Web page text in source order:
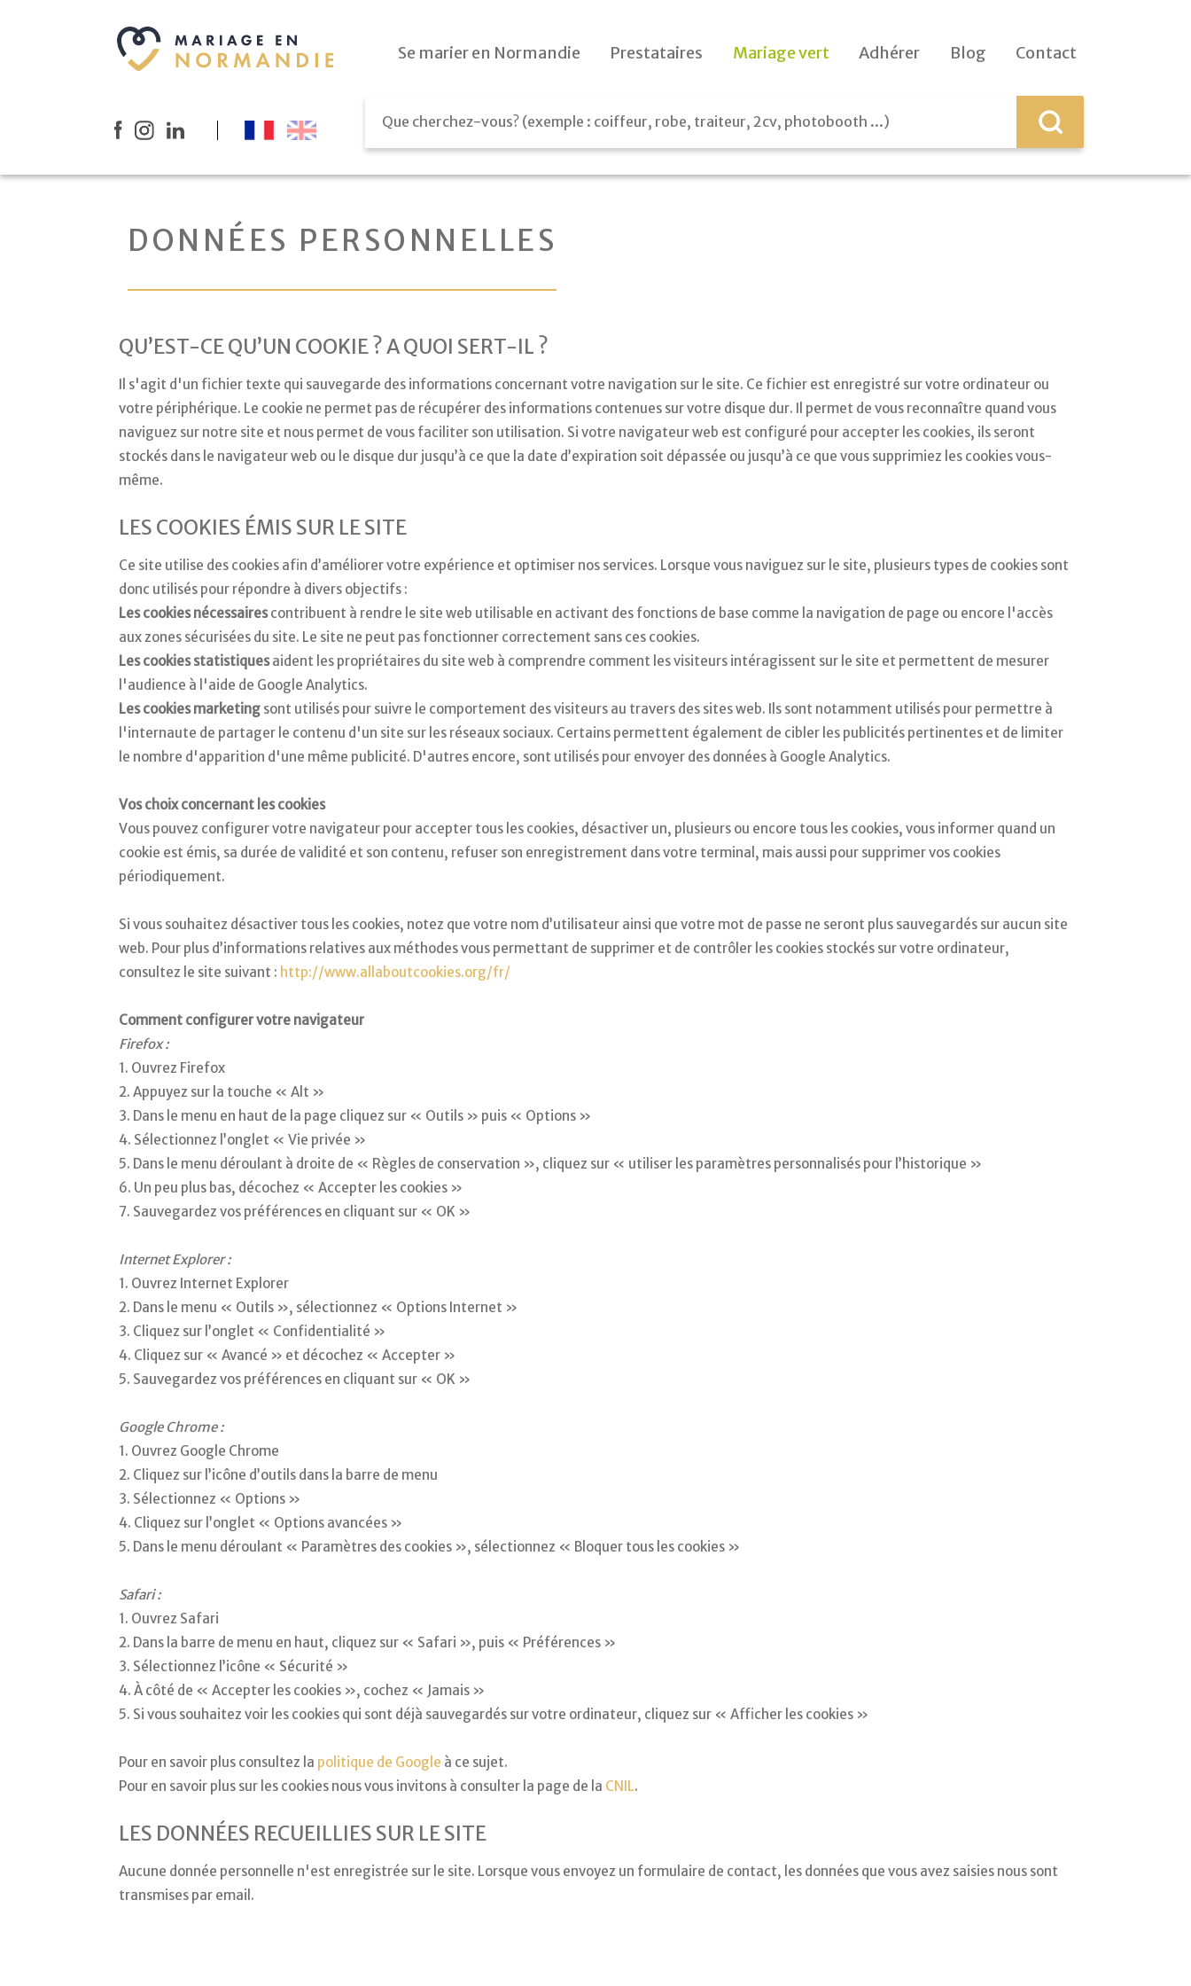
Se marier en Normandie Prestataires
Le jour J
Cadeaux
Mariage vert Adhérer Blog Contact
DONNÉES PERSONNELLES
QU’EST-CE QU’UN COOKIE ? A QUOI SERT-IL ?
Il s'agit d'un fichier texte qui sauvegarde des informations concernant votre navigation sur le site. Ce fichier est enregistré sur votre ordinateur ou
votre périphérique. Le cookie ne permet pas de récupérer des informations contenues sur votre disque dur. Il permet de vous reconnaître quand vous
naviguez sur notre site et nous permet de vous faciliter son utilisation. Si votre navigateur web est configuré pour accepter les cookies, ils seront
stockés dans le navigateur web ou le disque dur jusqu’à ce que la date d’expiration soit dépassée ou jusqu’à ce que vous supprimiez les cookies vous-
même.
LES COOKIES ÉMIS SUR LE SITE
Ce site utilise des cookies afin d’améliorer votre expérience et optimiser nos services. Lorsque vous naviguez sur le site, plusieurs types de cookies sont
donc utilisés pour répondre à divers objectifs :
Les cookies nécessairescontribuent à rendre le site web utilisable en activant des fonctions de base comme la navigation de page ou encore l'accès
aux zones sécurisées du site. Le site ne peut pas fonctionner correctement sans ces cookies.
Les cookies statistiquesaident les propriétaires du site web à comprendre comment les visiteurs intéragissent sur le site et permettent de mesurer
l'audience à l'aide de Google Analytics.
Les cookies marketing sont utilisés pour suivre le comportement des visiteurs au travers des sites web. Ils sont notamment utilisés pour permettre à
l'internaute de partager le contenu d'un site sur les réseaux sociaux. Certains permettent également de cibler les publicités pertinentes et de limiter
le nombre d'apparition d'une même publicité. D'autres encore, sont utilisés pour envoyer des données à Google Analytics.
Vos choix concernant les cookies
Vous pouvez configurer votre navigateur pour accepter tous les cookies, désactiver un, plusieurs ou encore tous les cookies, vous informer quand un
cookie est émis, sa durée de validité et son contenu, refuser son enregistrement dans votre terminal, mais aussi pour supprimer vos cookies
périodiquement.
Si vous souhaitez désactiver tous les cookies, notez que votre nom d’utilisateur ainsi que votre mot de passe ne seront plus sauvegardés sur aucun site
web. Pour plus d’informations relatives aux méthodes vous permettant de supprimer et de contrôler les cookies stockés sur votre ordinateur,
consultez le site suivant : http://www.allaboutcookies.org/fr/
Comment configurer votre navigateur
Firefox :
1. Ouvrez Firefox
2. Appuyez sur la touche « Alt »
3. Dans le menu en haut de la page cliquez sur « Outils » puis « Options »
4. Sélectionnez l’onglet « Vie privée »
5. Dans le menu déroulant à droite de « Règles de conservation », cliquez sur « utiliser les paramètres personnalisés pour l’historique »
6. Un peu plus bas, décochez « Accepter les cookies »
7. Sauvegardez vos préférences en cliquant sur « OK »
Internet Explorer :
1. Ouvrez Internet Explorer
2. Dans le menu « Outils », sélectionnez « Options Internet »
3. Cliquez sur l’onglet « Confidentialité »
4. Cliquez sur « Avancé » et décochez « Accepter »
5. Sauvegardez vos préférences en cliquant sur « OK »
Google Chrome :
1. Ouvrez Google Chrome
2. Cliquez sur l’icône d’outils dans la barre de menu
3. Sélectionnez « Options »
4. Cliquez sur l’onglet « Options avancées »
5. Dans le menu déroulant « Paramètres des cookies », sélectionnez « Bloquer tous les cookies »
Safari :
1. Ouvrez Safari
2. Dans la barre de menu en haut, cliquez sur « Safari », puis « Préférences »
3. Sélectionnez l’icône « Sécurité »
4. À côté de « Accepter les cookies », cochez « Jamais »
5. Si vous souhaitez voir les cookies qui sont déjà sauvegardés sur votre ordinateur, cliquez sur « Afficher les cookies »
Pour en savoir plus consultez la politique de Google à ce sujet.
Pour en savoir plus sur les cookies nous vous invitons à consulter la page de la CNIL.
LES DONNÉES RECUEILLIES SUR LE SITE
Aucune donnée personnelle n'est enregistrée sur le site. Lorsque vous envoyez un formulaire de contact, les données que vous avez saisies nous sont
transmises par email.